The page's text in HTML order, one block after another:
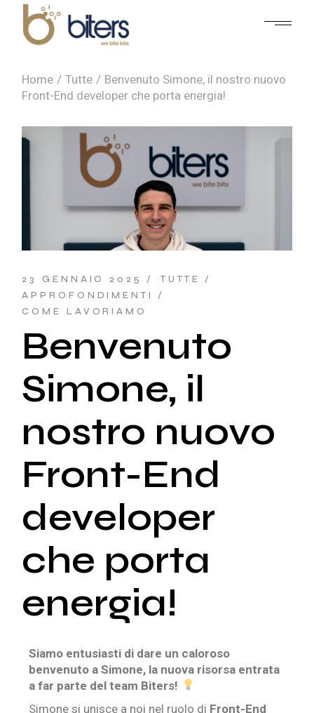
Home Tutte
Benvenuto Simone, il nostro nuovo
Front-End developer che porta energia!
23 GENNAIO 2025
TUTTE
APPROFONDIMENTI
COME LAVORIAMO
Benvenuto
Simone, il
nostro nuovo
Front-End
developer
che porta
energia!
Siamo entusiasti di dare un caloroso
benvenuto a Simone, la nuova risorsa entrata
a far parte del team Biters!
Simone si unisce a noi nel ruolo di Front-End